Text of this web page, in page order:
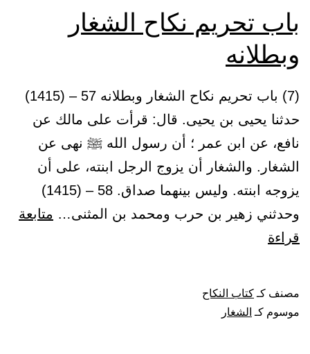
يترك
باب تحريم نكاح الشغار
وبطلانه
(7) باب تحريم نكاح الشغار وبطلانه 57 – (1415)
حدثنا يحيى بن يحيى. قال: قرأت على مالك عن
نافع، عن ابن عمر ؛ أن رسول الله ﷺ نهى عن
الشغار. والشغار أن يزوج الرجل ابنته، على أن
يزوجه ابنته. وليس بينهما صداق. 58 – (1415)
وحدثني زهير بن حرب ومحمد بن المثنى… متابعة
قراءة
الشغار
مصنف كـ كتاب النكاح
موسوم كـ الشغار